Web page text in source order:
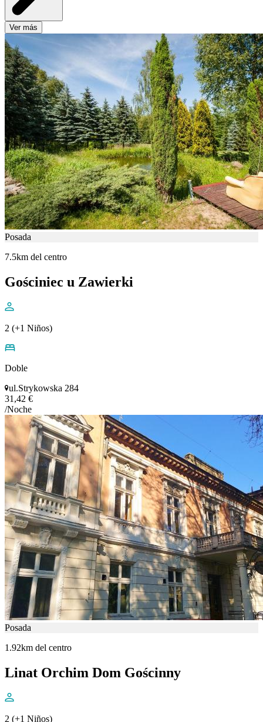
Ver más
Posada
7.5km del centro
Gościniec u Zawierki
2 (+1 Niños)
Doble
ul.Strykowska 284
31,42 €
/Noche
Posada
1.92km del centro
Linat Orchim Dom Gościnny
2 (+1 Niños)